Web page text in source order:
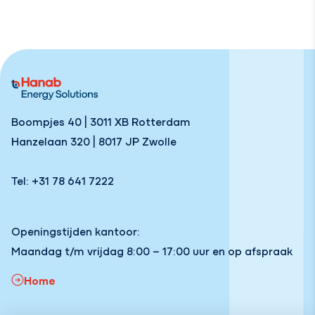
Boompjes 40 | 3011 XB Rotterdam
Hanzelaan 320 | 8017 JP Zwolle
Tel: +31 78 641 7222
Openingstijden kantoor:
Maandag t/m vrijdag 8:00 – 17:00 uur en op afspraak
Home